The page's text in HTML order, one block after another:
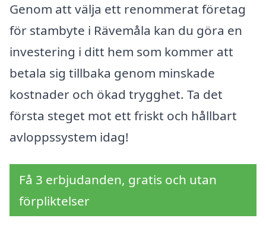
Genom att välja ett renommerat företag
för stambyte i Rävemåla kan du göra en
investering i ditt hem som kommer att
betala sig tillbaka genom minskade
kostnader och ökad trygghet. Ta det
första steget mot ett friskt och hållbart
avloppssystem idag!
Få 3 erbjudanden, gratis och utan
förpliktelser